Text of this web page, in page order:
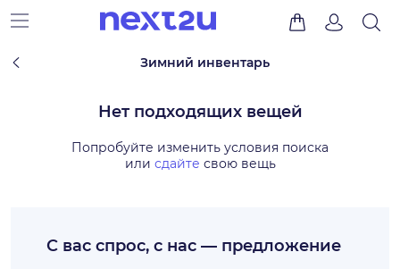
Зимний инвентарь
Нет подходящих вещей
Попробуйте изменить условия поиска
или сдайте свою вещь
С вас спрос, с нас — предложение